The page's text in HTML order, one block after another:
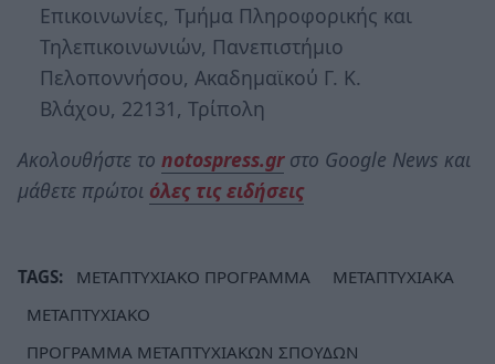
Επικοινωνίες, Τμήμα Πληροφορικής και
Τηλεπικοινωνιών, Πανεπιστήμιο
Πελοποννήσου, Ακαδημαϊκού Γ. Κ.
Βλάχου, 22131, Τρίπολη
Ακολουθήστε το notospress.grστο Google News και
μάθετε πρώτοι όλες τις ειδήσεις
TAGS: ΜΕΤΑΠΤΥΧΙΑΚΟ ΠΡΟΓΡΑΜΜΑ
ΜΕΤΑΠΤΥΧΙΑΚΑ
ΜΕΤΑΠΤΥΧΙΑΚΟ
ΠΡΟΓΡΑΜΜΑ ΜΕΤΑΠΤΥΧΙΑΚΩΝ ΣΠΟΥΔΩΝ